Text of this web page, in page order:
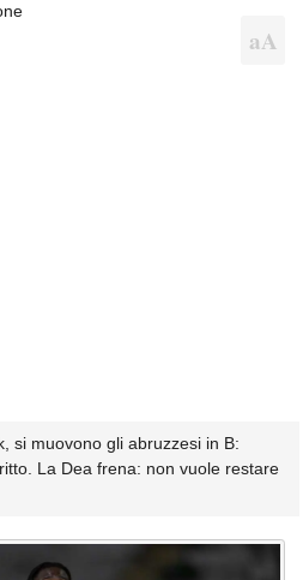
si muovono gli abruzzesi in B:
La Dea frena: non vuole restare